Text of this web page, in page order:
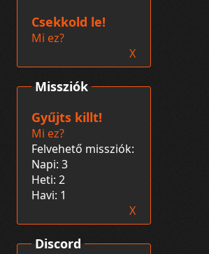
Discord
Missziók
Gyűjts killt!
Mi ez?
Felvehető missziók:
Napi: 3
Heti: 2
Havi: 1
X
Csekkold le!
Mi ez?
X